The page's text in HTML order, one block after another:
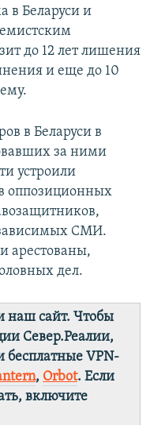
в Беларуси и
до 12 лет лишения
и еще до 10
в Беларуси в
за ними
устроили
оппозиционных
СМИ.
арестованы,
дел.
наш сайт. Чтобы
Север.Реалии,
бесплатные VPN-
, Orbot. Если
включите